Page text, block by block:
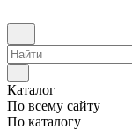
Каталог
По всему сайту
По каталогу